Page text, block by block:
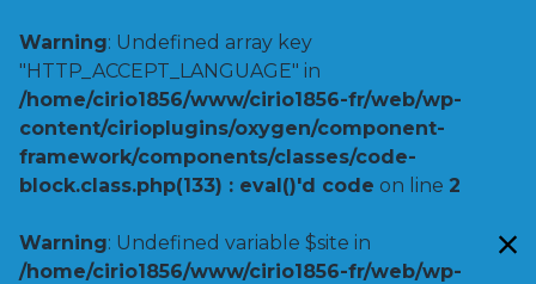
Warning: Undefined array key
"HTTP_ACCEPT_LANGUAGE" in
/home/cirio1856/www/cirio1856-fr/web/wp-
content/cirioplugins/oxygen/component-
framework/components/classes/code-
block.class.php(133) : eval()'d code on line 2
Warning: Undefined variable $site in
/home/cirio1856/www/cirio1856-fr/web/wp-